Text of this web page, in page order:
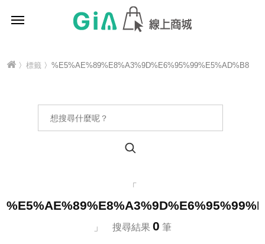
〉標籤 〉%E5%AE%89%E8%A3%9D%E6%95%99%E5%AD%B8
「
」 搜尋結果 0 筆